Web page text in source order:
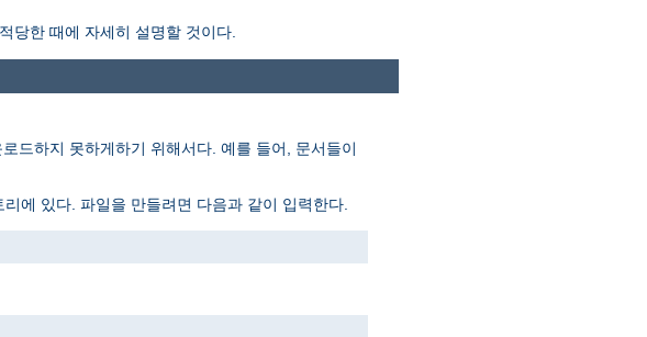
당한 때에 자세히 설명할 것이다.
드하지 못하게하기 위해서다. 예를 들어, 문서들이
리에 있다. 파일을 만들려면 다음과 같이 입력한다.